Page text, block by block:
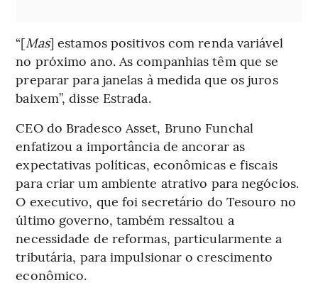
“[Mas] estamos positivos com renda variável
no próximo ano. As companhias têm que se
preparar para janelas à medida que os juros
baixem”, disse Estrada.
CEO do Bradesco Asset, Bruno Funchal
enfatizou a importância de ancorar as
expectativas políticas, econômicas e fiscais
para criar um ambiente atrativo para negócios.
O executivo, que foi secretário do Tesouro no
último governo, também ressaltou a
necessidade de reformas, particularmente a
tributária, para impulsionar o crescimento
econômico.